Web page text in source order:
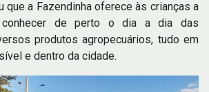
que a Fazendinha oferece às crianças a
conhecer de perto o dia a dia das
produtos agropecuários, tudo em
e dentro da cidade.